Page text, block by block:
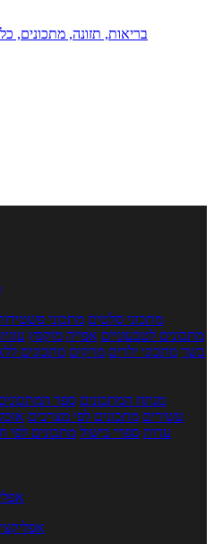
מתכוני סלטים מתכוני
מתכונים לטבעוניים אפייה מוקפץ
בשר מתכוני ילדים מרקים מתכונים
מנתח המתכונים ספר
עשירים מתכונים לפי מצרכים
עדות ספרי בישול מתכונים לפי